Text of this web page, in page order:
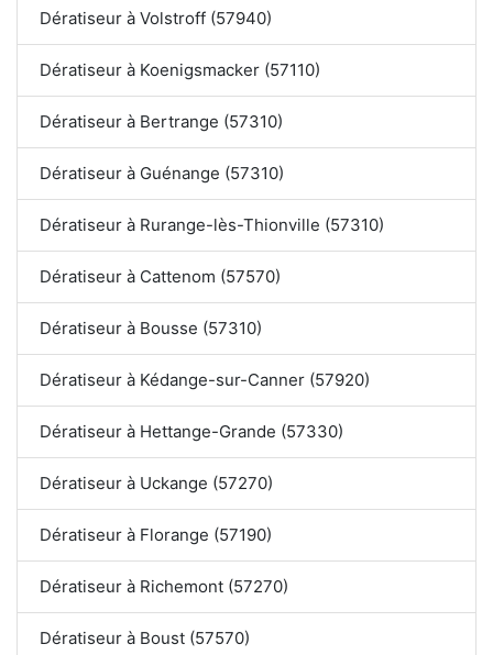
Dératiseur à Volstroff (57940)
Dératiseur à Koenigsmacker (57110)
Dératiseur à Bertrange (57310)
Dératiseur à Guénange (57310)
Dératiseur à Rurange-lès-Thionville (57310)
Dératiseur à Cattenom (57570)
Dératiseur à Bousse (57310)
Dératiseur à Kédange-sur-Canner (57920)
Dératiseur à Hettange-Grande (57330)
Dératiseur à Uckange (57270)
Dératiseur à Florange (57190)
Dératiseur à Richemont (57270)
Dératiseur à Boust (57570)